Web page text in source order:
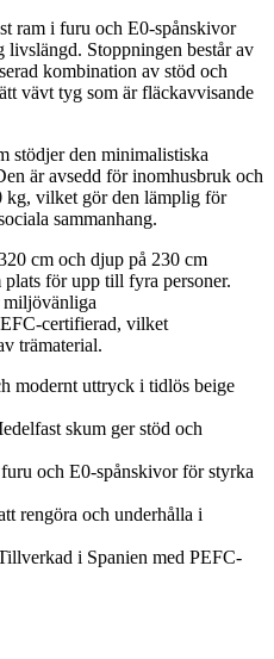
ram i furu och E0-spånskivor
livslängd. Stoppningen består av
kombination av stöd och
vävt tyg som är fläckavvisande
stödjer den minimalistiska
är avsedd för inomhusbruk och
kg, vilket gör den lämplig för
sammanhang.
cm och djup på 230 cm
för upp till fyra personer.
miljövänliga
certifierad, vilket
trämaterial.
modernt uttryck i tidlös beige
skum ger stöd och
och E0-spånskivor för styrka
rengöra och underhålla i
i Spanien med PEFC-